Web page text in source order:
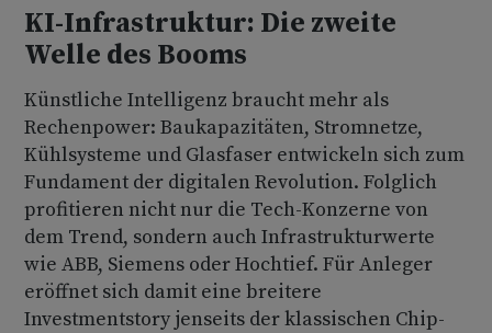
KI-Infrastruktur: Die zweite
Welle des Booms
Künstliche Intelligenz braucht mehr als
Rechenpower: Baukapazitäten, Stromnetze,
Kühlsysteme und Glasfaser entwickeln sich zum
Fundament der digitalen Revolution. Folglich
profitieren nicht nur die Tech-Konzerne von
dem Trend, sondern auch Infrastrukturwerte
wie ABB, Siemens oder Hochtief. Für Anleger
eröffnet sich damit eine breitere
Investmentstory jenseits der klassischen Chip-